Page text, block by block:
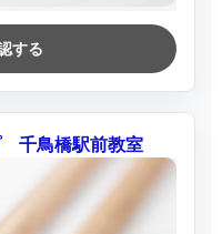
する
千鳥橋駅前教室